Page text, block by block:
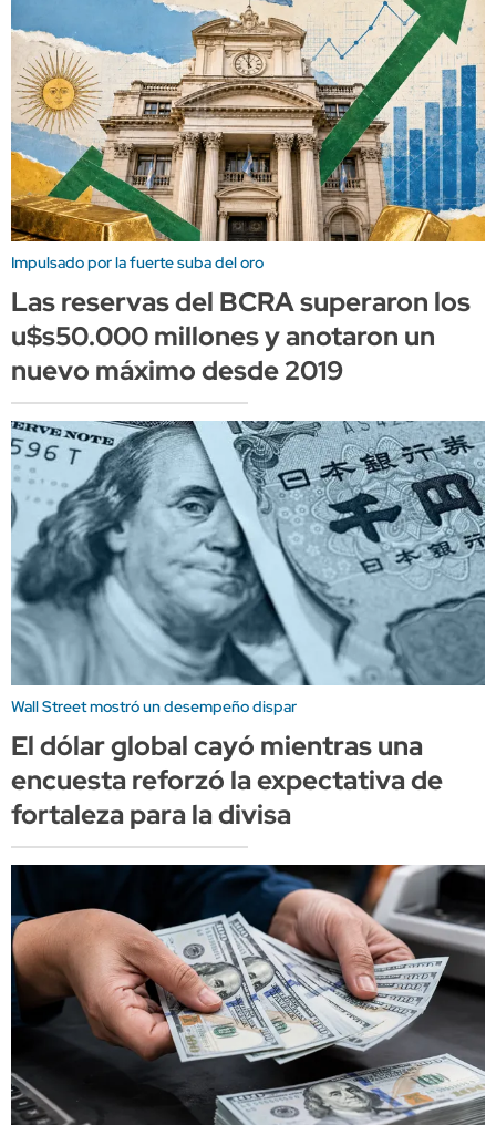
Impulsado por la fuerte suba del oro
Las reservas del BCRA superaron los
u$s50.000 millones y anotaron un
nuevo máximo desde 2019
Wall Street mostró un desempeño dispar
El dólar global cayó mientras una
encuesta reforzó la expectativa de
fortaleza para la divisa